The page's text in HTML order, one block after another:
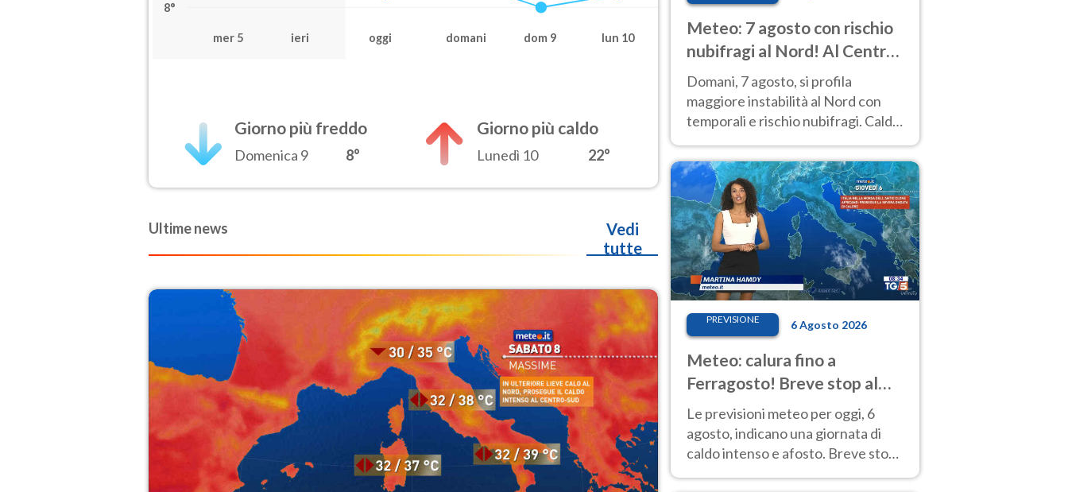
8°
mer 5 ieri oggi domani dom 9 lun 10
Giorno più freddo
Domenica 9 8°
Giorno più caldo
Lunedì 10 22°
Ultime news
Vedi
tutte
Meteo: 7 agosto con rischio
nubifragi al Nord! Al Centro-
Sud caldo estremo
Domani, 7 agosto, si profila
maggiore instabilità al Nord con
temporali e rischio nubifragi. Caldo
previsioni.
PREVISIONE 6 Agosto 2026
Meteo: calura fino a
Ferragosto! Breve stop al
Nord tra 7 e 9 agosto
Le previsioni meteo per oggi, 6
agosto, indicano una giornata di
caldo intenso e afosto. Breve stop
all'Anticiclone solo sulle regioni del